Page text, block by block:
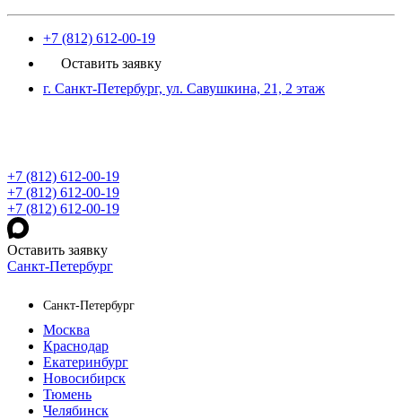
+7 (812) 612-00-19
Оставить заявку
г. Санкт-Петербург, ул. Савушкина, 21, 2 этаж
+7 (812) 612-00-19
+7 (812) 612-00-19
+7 (812) 612-00-19
Оставить заявку
Санкт-Петербург
Санкт-Петербург
Москва
Краснодар
Екатеринбург
Новосибирск
Тюмень
Челябинск